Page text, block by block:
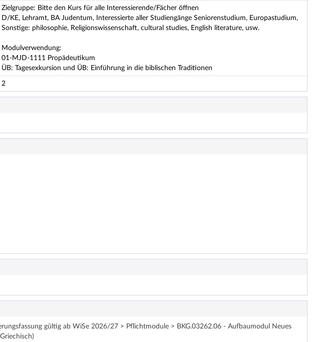
Zielgruppe: Bitte den Kurs für alle Interessierende/Fächer öffnen
D/KE, Lehramt, BA Judentum, Interessierte aller Studiengänge Seniorenstudium, Europastudium,
Sonstige: philosophie, Religionswissenschaft, cultural studies, English literature, usw.
Modulverwendung:
01-MJD-1111 Propädeutikum
ÜB: Tagesexkursion und ÜB: Einführung in die biblischen Traditionen
2
gültig ab WiSe 2026/27 > Pflichtmodule > BKG.03262.06 - Aufbaumodul Neues